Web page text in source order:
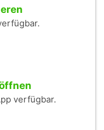
verfügbar.